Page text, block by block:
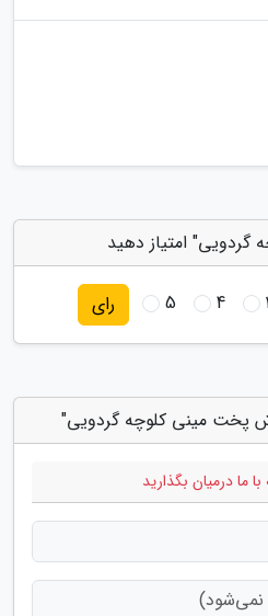
امتیاز دهید
4
5 رای
پخت مینی کلوچه گردویی"
ما درمیان بگذارید